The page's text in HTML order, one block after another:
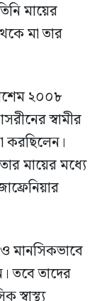
মায়ের
মা তার
২০০৮
স্বামীর
করছিলেন।
মায়ের মধ্যে
মানসিকভাবে
তবে তাদের